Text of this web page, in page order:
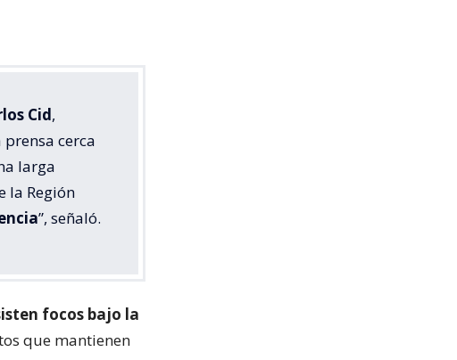
Cid,
cerca
larga
la Región
”, señaló.
focos bajo la
que mantienen